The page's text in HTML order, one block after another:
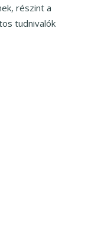
részint a
tudnivalók